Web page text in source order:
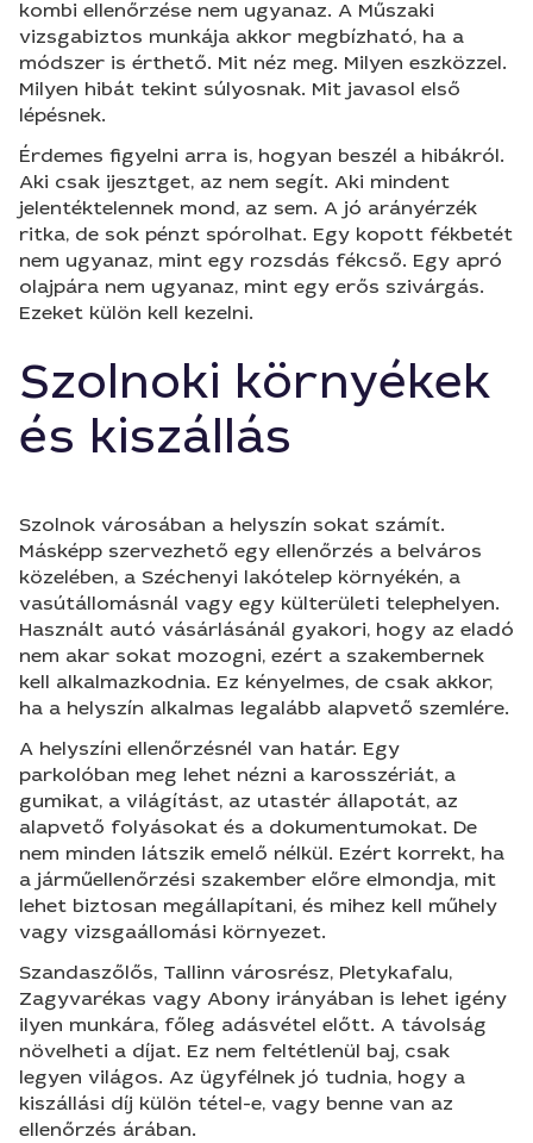
kombi ellenőrzése nem ugyanaz. A Műszaki
vizsgabiztos munkája akkor megbízható, ha a
módszer is érthető. Mit néz meg. Milyen eszközzel.
Milyen hibát tekint súlyosnak. Mit javasol első
lépésnek.
Érdemes figyelni arra is, hogyan beszél a hibákról.
Aki csak ijesztget, az nem segít. Aki mindent
jelentéktelennek mond, az sem. A jó arányérzék
ritka, de sok pénzt spórolhat. Egy kopott fékbetét
nem ugyanaz, mint egy rozsdás fékcső. Egy apró
olajpára nem ugyanaz, mint egy erős szivárgás.
Ezeket külön kell kezelni.
Szolnoki környékek
és kiszállás
Szolnok városában a helyszín sokat számít.
Másképp szervezhető egy ellenőrzés a belváros
közelében, a Széchenyi lakótelep környékén, a
vasútállomásnál vagy egy külterületi telephelyen.
Használt autó vásárlásánál gyakori, hogy az eladó
nem akar sokat mozogni, ezért a szakembernek
kell alkalmazkodnia. Ez kényelmes, de csak akkor,
ha a helyszín alkalmas legalább alapvető szemlére.
A helyszíni ellenőrzésnél van határ. Egy
parkolóban meg lehet nézni a karosszériát, a
gumikat, a világítást, az utastér állapotát, az
alapvető folyásokat és a dokumentumokat. De
nem minden látszik emelő nélkül. Ezért korrekt, ha
a járműellenőrzési szakember előre elmondja, mit
lehet biztosan megállapítani, és mihez kell műhely
vagy vizsgaállomási környezet.
Szandaszőlős, Tallinn városrész, Pletykafalu,
Zagyvarékas vagy Abony irányában is lehet igény
ilyen munkára, főleg adásvétel előtt. A távolság
növelheti a díjat. Ez nem feltétlenül baj, csak
legyen világos. Az ügyfélnek jó tudnia, hogy a
kiszállási díj külön tétel-e, vagy benne van az
ellenőrzés árában.